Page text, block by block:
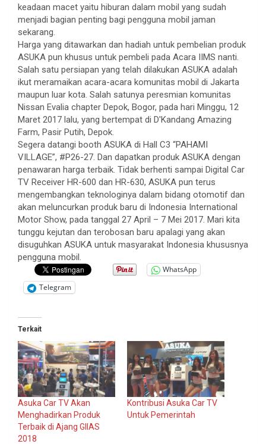
keadaan macet yaitu hiburan dalam mobil yang sudah
menjadi bagian penting bagi pengguna mobil jaman
sekarang.
Harga yang ditawarkan dan hadiah untuk pembelian produk
ASUKA pun khusus untuk pembeli pada Acara IIMS nanti.
Salah satu persiapan yang telah dilakukan ASUKA adalah
ikut meramaikan acara-acara komunitas mobil di Jakarta
maupun luar kota. Salah satunya peresmian komunitas
Nissan Evalia chapter Depok, Bogor, pada hari Minggu, 12
Maret 2017 lalu, yang bertempat di D'Kandang Amazing
Farm, Pasir Putih, Depok.
Segera datangi booth ASUKA di Hall C3 “PAHAMI
VILLAGE”, #P26-27. Dan dapatkan produk ASUKA dengan
penawaran harga terbaik. Tidak berhenti sampai Digital Car
TV Receiver HR-600 dan HR-630, ASUKA pun terus
mengembangkan teknologinya dalam bidang otomotif dan
akan meluncurkan produk baru di Indonesia International
Motor Show, pada tanggal 27 April – 7 Mei 2017. Mari kita
tunggu kejutan dan terobosan baru apalagi yang akan
disuguhkan ASUKA untuk masyarakat Indonesia khususnya
pengguna mobil.
WhatsApp
Telegram
Terkait
Asuka Car TV Akan
Menghadirkan Produk
Terbaik di Ajang GIIAS
2018
Kontribusi Asuka Car TV
Untuk Pemerintah